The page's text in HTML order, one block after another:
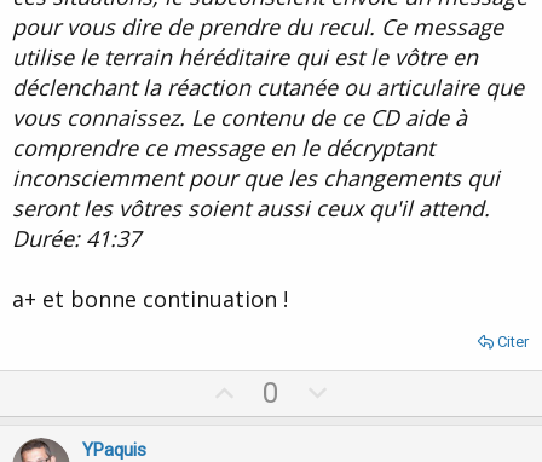
pour vous dire de prendre du recul. Ce message
utilise le terrain héréditaire qui est le vôtre en
déclenchant la réaction cutanée ou articulaire que
vous connaissez. Le contenu de ce CD aide à
comprendre ce message en le décryptant
inconsciemment pour que les changements qui
seront les vôtres soient aussi ceux qu'il attend.
Durée: 41:37
a+ et bonne continuation !
Citer
p
0
o
YPaquis